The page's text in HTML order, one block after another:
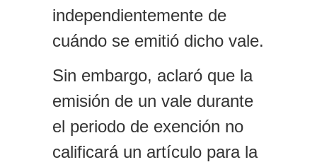
independientemente de
cuándo se emitió dicho vale.
Sin embargo, aclaró que la
emisión de un vale durante
el periodo de exención no
calificará un artículo para la